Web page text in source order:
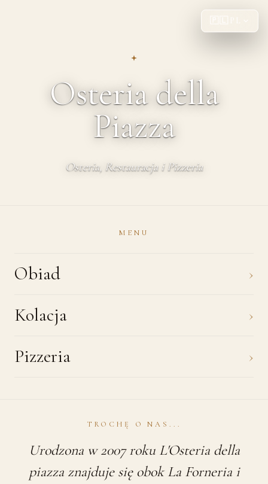
Osteria della
Piazza
Osteria, Restauracja i Pizzeria
MENU
Obiad
›
Kolacja
›
Pizzeria
›
TROCHĘ O NAS...
Urodzona w 2007 roku L'Osteria della
piazza znajduje się obok La Forneria i